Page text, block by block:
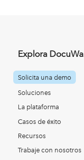
Explora
Solicita una demo
Soluciones
La plataforma
Casos de éxito
Recursos
Trabaje con nosotros